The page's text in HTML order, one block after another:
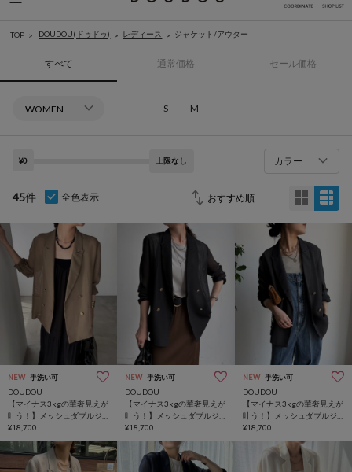
TOP DOUDOU(ドゥドゥ) レディース ジャケット/アウター
すべて 通常価格 セール価格
S M
¥0 上限なし カラー
45件 全色表示
NEW 手洗い可
DOUDOU
【マイナス3kgの華奢見えが
叶う！】メッシュダブルジ
ャケット
¥18,700
NEW 手洗い可
DOUDOU
【マイナス3kgの華奢見えが
叶う！】メッシュダブルジ
ャケット
¥18,700
NEW 手洗い可
DOUDOU
【マイナス3kgの華奢見えが
叶う！】メッシュダブルジ
ャケット
¥18,700